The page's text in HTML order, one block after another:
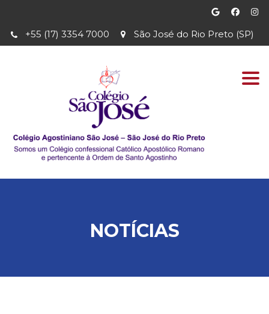
São José do Rio Preto (SP)
+55 (17) 3354 7000
NOTÍCIAS